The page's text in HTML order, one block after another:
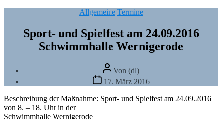
Kategorien
Allgemeine Termine
Sport- und Spielfest am 24.09.2016
Schwimmhalle Wernigerode
Beitragsautor
Von (dl)
Veröffentlichungsdatum
17. März 2016
Beschreibung der Maßnahme: Sport- und Spielfest am 24.09.2016
von 8. – 18. Uhr in der
Schwimmhalle Wernigerode